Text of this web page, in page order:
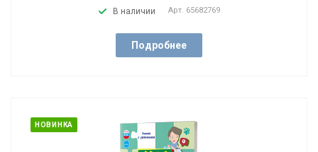
В наличии Арт. 65682769
Подробнее
НОВИНКА